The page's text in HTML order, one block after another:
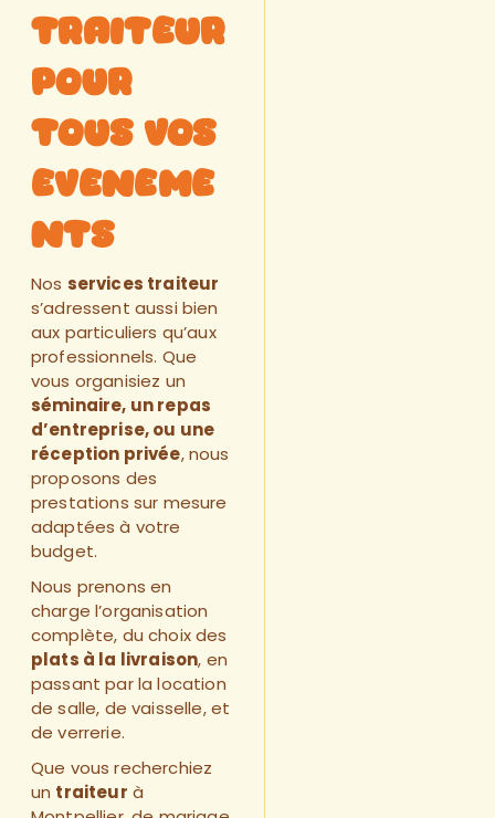
Traiteur
pour
Tous Vos
eveneme
nts
Nos services traiteur
s’adressent aussi bien
aux particuliers qu’aux
professionnels. Que
vous organisiez un
séminaire, un repas
d’entreprise, ou une
réception privée, nous
proposons des
prestations sur mesure
adaptées à votre
budget.
Nous prenons en
charge l’organisation
complète, du choix des
plats à la livraison, en
passant par la location
de salle, de vaisselle, et
de verrerie.
Que vous recherchiez
un traiteur à